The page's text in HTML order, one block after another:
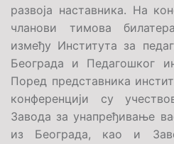
развоја наставника. На
чланови тимова
између Института за
Београда и Педагошког
Поред представника
конференцији су
Завода за унапређивање
из Београда, као и